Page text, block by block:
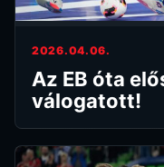
2026.04.06.
Az EB óta
válogatott!